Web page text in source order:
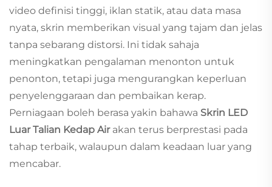
video definisi tinggi, iklan statik, atau data masa
nyata, skrin memberikan visual yang tajam dan jelas
tanpa sebarang distorsi. Ini tidak sahaja
meningkatkan pengalaman menonton untuk
penonton, tetapi juga mengurangkan keperluan
penyelenggaraan dan pembaikan kerap.
Perniagaan boleh berasa yakin bahawa Skrin LED
Luar Talian Kedap Air akan terus berprestasi pada
tahap terbaik, walaupun dalam keadaan luar yang
mencabar.